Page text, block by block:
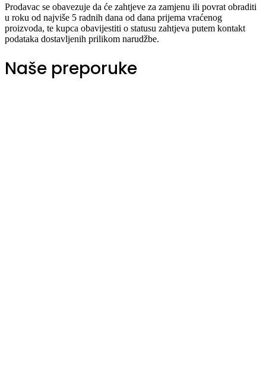
Prodavac se obavezuje da će zahtjeve za zamjenu ili povrat obraditi
u roku od najviše 5 radnih dana od dana prijema vraćenog
proizvoda, te kupca obavijestiti o statusu zahtjeva putem kontakt
podataka dostavljenih prilikom narudžbe.
Naše preporuke